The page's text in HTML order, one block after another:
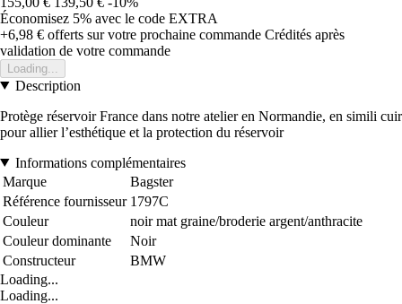
Économisez 5% avec le code EXTRA
+6,98 € offerts sur votre prochaine commande Crédités après
validation de votre commande
Loading...
Description
Protège réservoir France dans notre atelier en Normandie, en simili cuir
pour allier l’esthétique et la protection du réservoir
Informations complémentaires
Marque
Bagster
Référence fournisseur 1797C
Couleur
noir mat graine/broderie argent/anthracite
Couleur dominante
Noir
Constructeur
BMW
Loading...
Loading...